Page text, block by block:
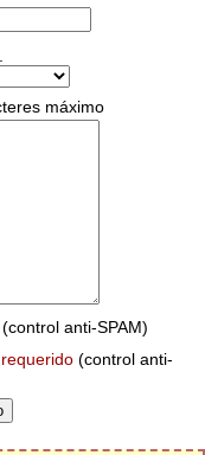
máximo
(control anti-SPAM)
requerido (control anti-